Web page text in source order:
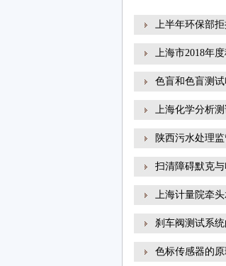
上半年环保部
上海市2018年
色盲和色盲测试
上海化学分析
陕西污水处理
扫清障碍默克与
上海计量院牵
刹车阀测试系
色标传感器的